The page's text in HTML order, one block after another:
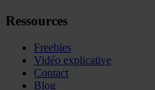
Ressources
Freebies
Vidéo explicative
Contact
Blog